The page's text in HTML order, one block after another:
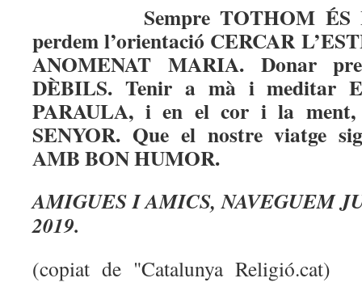
Sempre TOTHOM
perdem l’orientació CERCAR
ANOMENAT MARIA. Donar
DÈBILS. Tenir a mà i meditar
PARAULA, i en el cor i la
SENYOR. Que el nostre viatge
AMB BON HUMOR.
AMIGUES I AMICS, NAVEGUEM
2019.
(copiat de "Catalunya Religió.cat)